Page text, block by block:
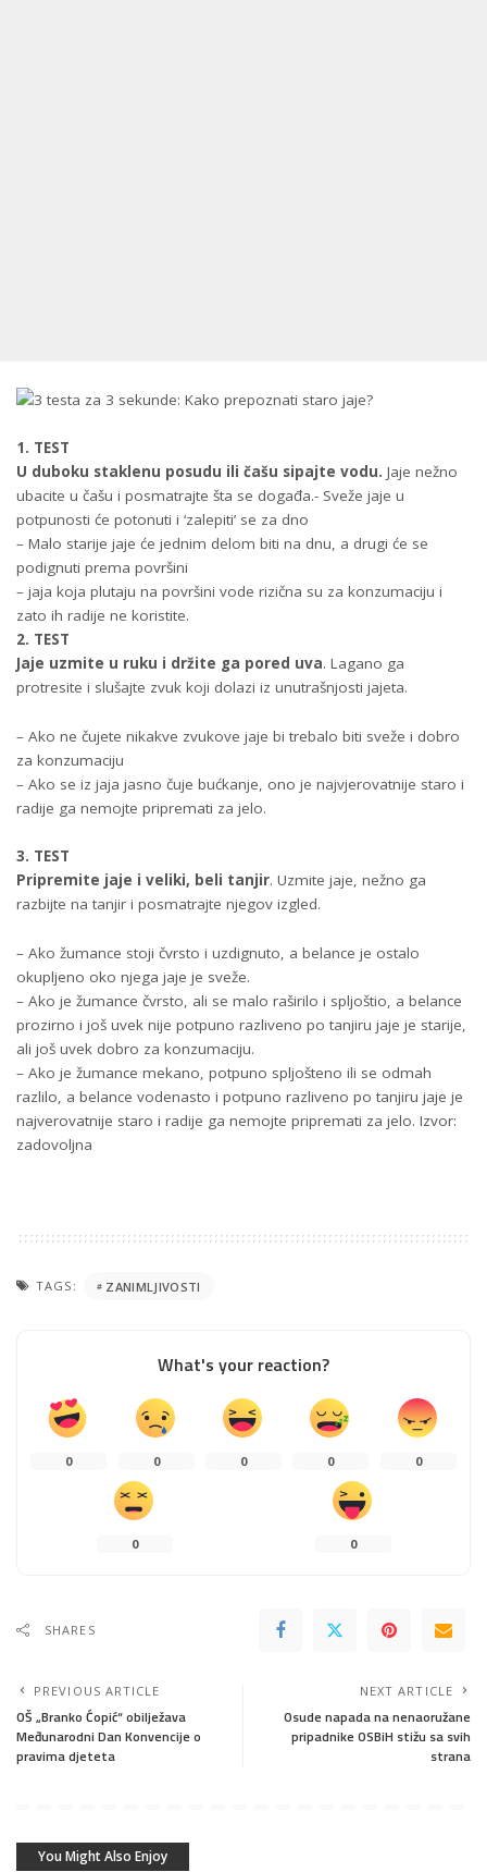
1. TEST
U duboku staklenu posudu ili čašu sipajte vodu. Jaje nežno
ubacite u čašu i posmatrajte šta se događa.- Sveže jaje u
potpunosti će potonuti i ‘zalepiti’ se za dno
– Malo starije jaje će jednim delom biti na dnu, a drugi će se
podignuti prema površini
– jaja koja plutaju na površini vode rizična su za konzumaciju i
zato ih radije ne koristite.
2. TEST
Jaje uzmite u ruku i držite ga pored uva. Lagano ga
protresite i slušajte zvuk koji dolazi iz unutrašnjosti jajeta.
– Ako ne čujete nikakve zvukove jaje bi trebalo biti sveže i dobro
za konzumaciju
– Ako se iz jaja jasno čuje bućkanje, ono je najvjerovatnije staro i
radije ga nemojte pripremati za jelo.
3. TEST
Pripremite jaje i veliki, beli tanjir. Uzmite jaje, nežno ga
razbijte na tanjir i posmatrajte njegov izgled.
– Ako žumance stoji čvrsto i uzdignuto, a belance je ostalo
okupljeno oko njega jaje je sveže.
– Ako je žumance čvrsto, ali se malo raširilo i spljoštio, a belance
prozirno i još uvek nije potpuno razliveno po tanjiru jaje je starije,
ali još uvek dobro za konzumaciju.
– Ako je žumance mekano, potpuno spljošteno ili se odmah
razlilo, a belance vodenasto i potpuno razliveno po tanjiru jaje je
najverovatnije staro i radije ga nemojte pripremati za jelo. Izvor:
zadovoljna
TAGS: ZANIMLJIVOSTI
What's your reaction?
0 0 0 0 0
0 0
SHARES
PREVIOUS ARTICLE
OŠ „Branko Ćopić“ obilježava
Međunarodni Dan Konvencije o
pravima djeteta
NEXT ARTICLE
Osude napada na nenaoružane
pripadnike OSBiH stižu sa svih
strana
You Might Also Enjoy